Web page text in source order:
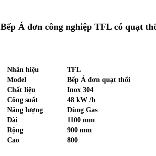
Bếp Á đơn công nghiệp TFL có quạt
Nhãn hiệu
TFL
Model
Bếp Á đơn quạt thổi
Chất liệu
Inox 304
Công suất
48 kW /h
Năng lượng
Dùng Gas
Dài
1100 mm
Rộng
900 mm
Cao
800